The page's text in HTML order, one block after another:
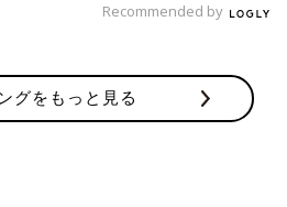
Recommended by
グをもっと見る